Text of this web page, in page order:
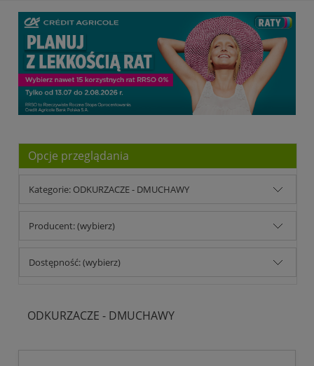
Opcje przeglądania
Kategorie: ODKURZACZE - DMUCHAWY
Producent: (wybierz)
Dostępność: (wybierz)
ODKURZACZE - DMUCHAWY